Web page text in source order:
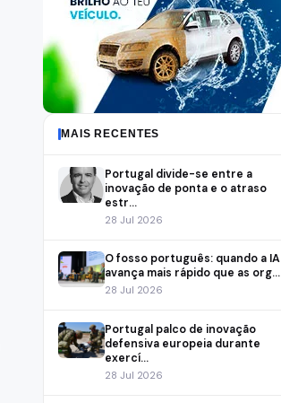
MAIS RECENTES
Portugal divide-se entre a
inovação de ponta e o atraso
estr...
28 Jul 2026
O fosso português: quando a IA
avança mais rápido que as org...
28 Jul 2026
Portugal palco de inovação
defensiva europeia durante
exercí...
28 Jul 2026